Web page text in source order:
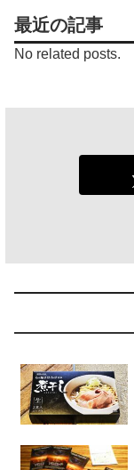
最近の記事
No related posts.